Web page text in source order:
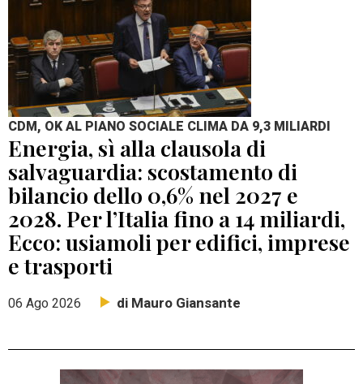
CDM, OK AL PIANO SOCIALE CLIMA DA 9,3 MILIARDI
Energia, sì alla clausola di
salvaguardia: scostamento di
bilancio dello 0,6% nel 2027 e
2028. Per l’Italia fino a 14 miliardi,
Ecco: usiamoli per edifici, imprese
e trasporti
06 Ago 2026 di Mauro Giansante